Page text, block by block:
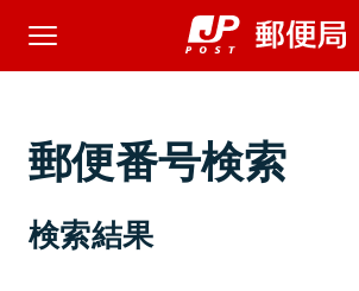
郵便番号検索
検索結果